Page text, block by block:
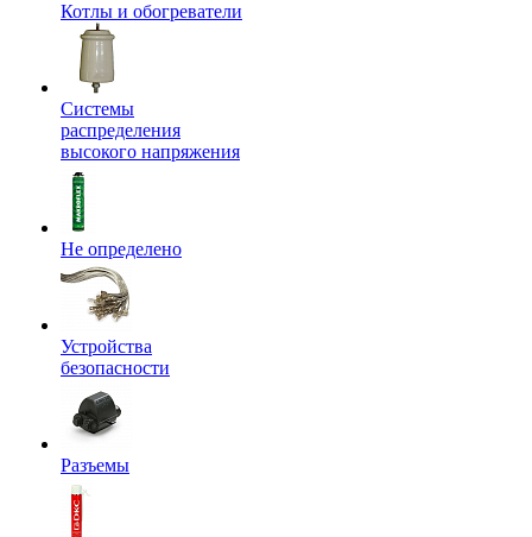
Котлы и обогреватели
Системы
распределения
высокого напряжения
Не определено
Устройства
безопасности
Разъемы